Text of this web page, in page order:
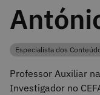
Categoria
Especialista dos
Professor Auxiliar
Investigador no